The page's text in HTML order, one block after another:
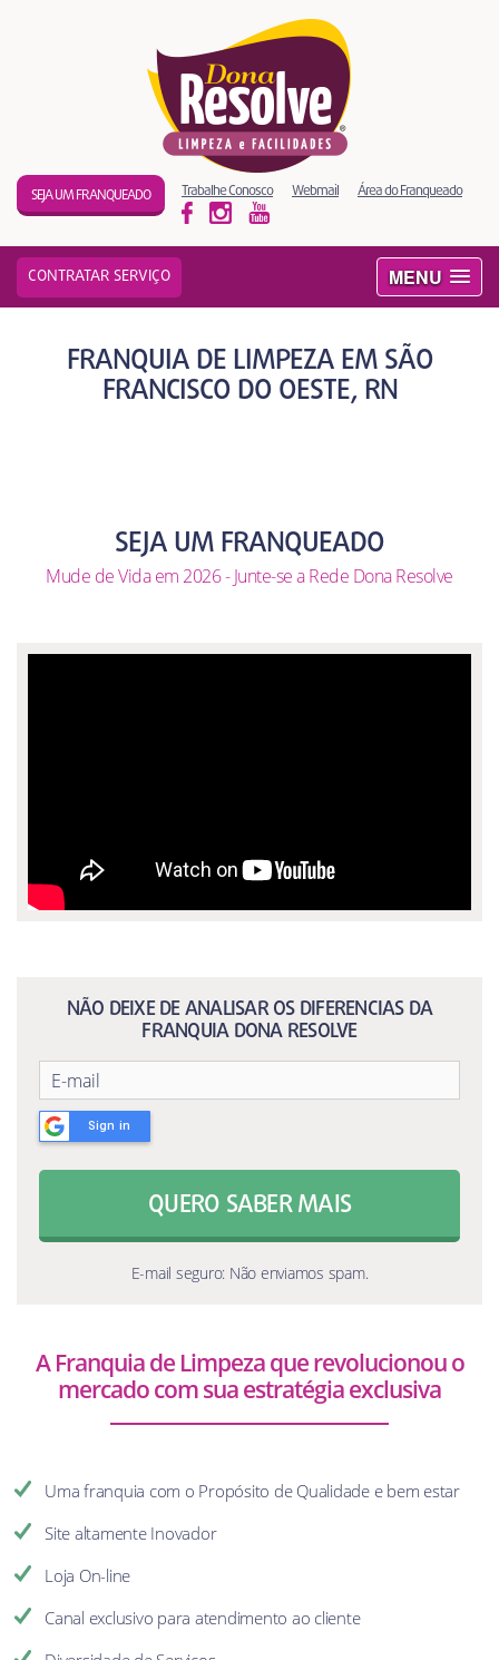
MENU
SEJA UM FRANQUEADO Trabalhe Conosco Webmail Área do Franqueado
CONTRATAR SERVIÇO
FRANQUIA DE LIMPEZA EM SÃO
FRANCISCO DO OESTE, RN
SEJA UM FRANQUEADO
Mude de Vida em 2026 - Junte-se a Rede Dona Resolve
NÃO DEIXE DE ANALISAR OS DIFERENCIAS DA
FRANQUIA DONA RESOLVE
Sign in
QUERO SABER MAIS
E-mail seguro: Não enviamos spam.
A Franquia de Limpeza que revolucionou o
mercado com sua estratégia exclusiva
Uma franquia com o Propósito de Qualidade e bem estar
Site altamente Inovador
Loja On-line
Canal exclusivo para atendimento ao cliente